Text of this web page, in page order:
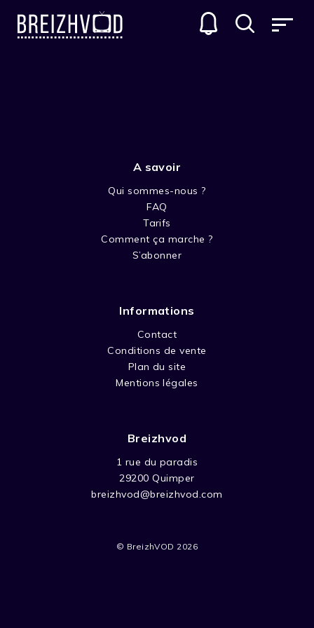
CASPER LE GENTIL FANTÔME
bien autour de lui et se faire de nouveaux
amis. Malheureusement, du fait de sa
condition, il effraie tout le monde autour de
lui et se retrouve au final toujours tout seul.
A savoir
Qui sommes-nous ?
FAQ
Tarifs
Comment ça marche ?
S’abonner
Informations
Contact
Conditions de vente
Plan du site
Mentions légales
Breizhvod
1 rue du paradis
29200 Quimper
breizhvod@breizhvod.com
© BreizhVOD 2026